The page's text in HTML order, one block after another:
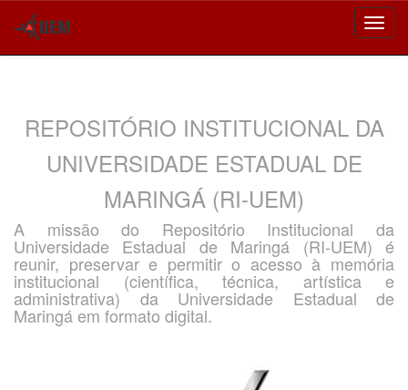
REPOSITÓRIO INSTITUCIONAL DA
UNIVERSIDADE ESTADUAL DE
MARINGÁ (RI-UEM)
A missão do Repositório Institucional da
Universidade Estadual de Maringá (RI-UEM) é
reunir, preservar e permitir o acesso à memória
institucional (científica, técnica, artística e
administrativa) da Universidade Estadual de
Maringá em formato digital.